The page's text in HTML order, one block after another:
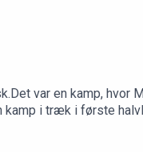
var en kamp, hvor
kamp i træk i første
(~02:00) Kampanalyse
Karakteren 7 til